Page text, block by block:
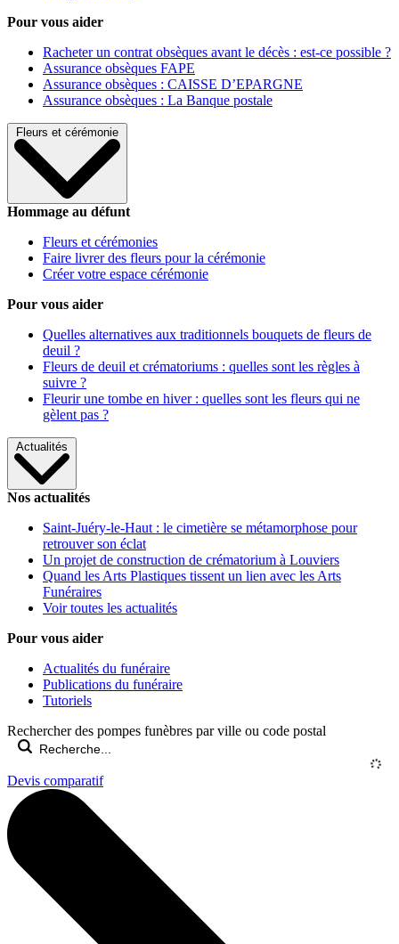
Pour vous aider
Racheter un contrat obsèques avant le décès : est-ce possible ?
Assurance obsèques FAPE
Assurance obsèques : CAISSE D’EPARGNE
Assurance obsèques : La Banque postale
Fleurs et cérémonie
Hommage au défunt
Fleurs et cérémonies
Faire livrer des fleurs pour la cérémonie
Créer votre espace cérémonie
Pour vous aider
Quelles alternatives aux traditionnels bouquets de fleurs de
deuil ?
Fleurs de deuil et crématoriums : quelles sont les règles à
suivre ?
Fleurir une tombe en hiver : quelles sont les fleurs qui ne
gèlent pas ?
Actualités
Nos actualités
Saint-Juéry-le-Haut : le cimetière se métamorphose pour
retrouver son éclat
Un projet de construction de crématorium à Louviers
Quand les Arts Plastiques tissent un lien avec les Arts
Funéraires
Voir toutes les actualités
Pour vous aider
Actualités du funéraire
Publications du funéraire
Tutoriels
Rechercher des pompes funèbres par ville ou code postal
Devis comparatif